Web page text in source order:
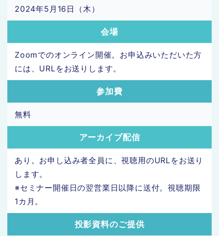
2024年5月16日（木）
会場
Zoomでのオンライン開催。お申込みいただいた方
には、URLをお送りします。
参加費
無料
アーカイブ配信
あり。お申し込み者全員に、視聴用のURLをお送り
します。
※セミナー開催日の翌営業日以降に送付。視聴期限
1カ月。
投影資料のご提供